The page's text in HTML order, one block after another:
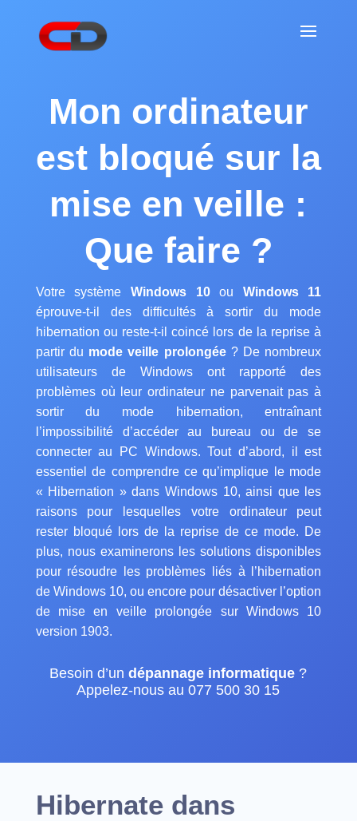
Mon ordinateur
est bloqué sur la
mise en veille :
Que faire ?
Votre système Windows 10ou Windows 11
éprouve-t-il des difficultés à sortir du mode
hibernation ou reste-t-il coincé lors de la reprise à
partir du mode veille prolongée? De nombreux
utilisateurs de Windows ont rapporté des
problèmes où leur ordinateur ne parvenait pas à
sortir du mode hibernation, entraînant
l’impossibilité d’accéder au bureau ou de se
connecter au PC Windows. Tout d’abord, il est
essentiel de comprendre ce qu’implique le mode
« Hibernation » dans Windows 10, ainsi que les
raisons pour lesquelles votre ordinateur peut
rester bloqué lors de la reprise de ce mode. De
plus, nous examinerons les solutions disponibles
pour résoudre les problèmes liés à l’hibernation
de Windows 10, ou encore pour désactiver l’option
de mise en veille prolongée sur Windows 10
version 1903.
Besoin d’undépannage informatique ?
Appelez-nous au 077 500 30 15
Hibernate dans